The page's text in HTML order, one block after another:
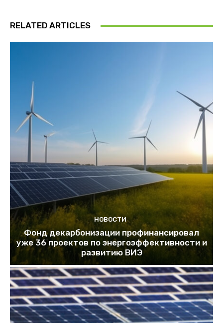
RELATED ARTICLES
НОВОСТИ
Фонд декарбонизации профинансировал
уже 36 проектов по энергоэффективности и
развитию ВИЭ